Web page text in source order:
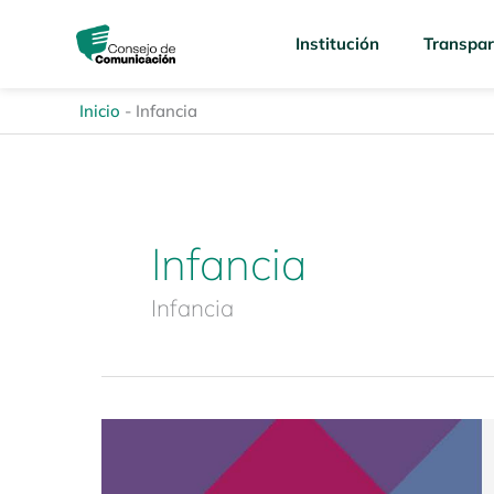
Institución
Inicio - Infancia
Infancia
Infancia